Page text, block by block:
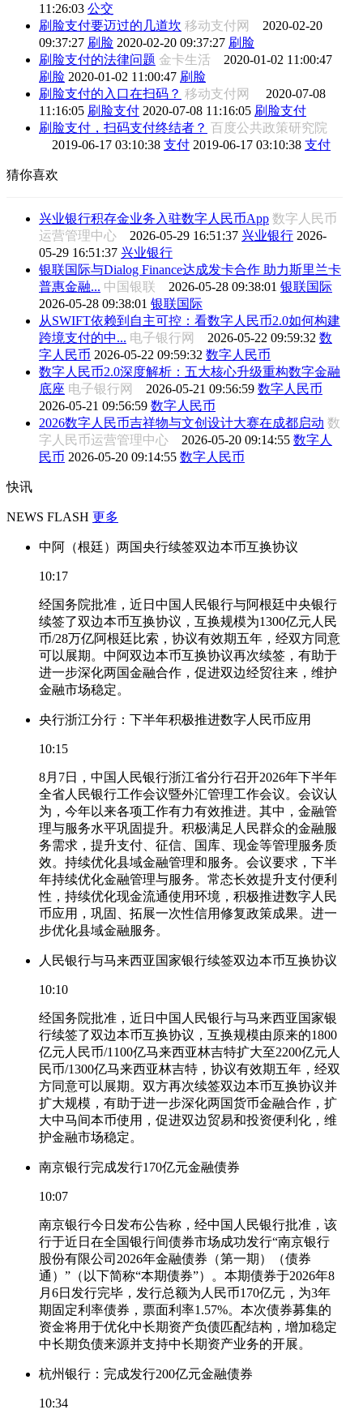
11:26:03 公交
刷脸支付要迈过的几道坎 移动支付网 2020-02-20
09:37:27 刷脸 2020-02-20 09:37:27 刷脸
刷脸支付的法律问题 金卡生活 2020-01-02 11:00:47
刷脸 2020-01-02 11:00:47 刷脸
刷脸支付的入口在扫码？ 移动支付网 2020-07-08
11:16:05 刷脸支付 2020-07-08 11:16:05 刷脸支付
刷脸支付，扫码支付终结者？ 百度公共政策研究院
2019-06-17 03:10:38 支付 2019-06-17 03:10:38 支付
猜你喜欢
兴业银行积存金业务入驻数字人民币App 数字人民币
运营管理中心 2026-05-29 16:51:37 兴业银行 2026-
05-29 16:51:37 兴业银行
银联国际与Dialog Finance达成发卡合作 助力斯里兰卡
普惠金融... 中国银联 2026-05-28 09:38:01 银联国际
2026-05-28 09:38:01 银联国际
从SWIFT依赖到自主可控：看数字人民币2.0如何构建
跨境支付的中... 电子银行网 2026-05-22 09:59:32 数
字人民币 2026-05-22 09:59:32 数字人民币
数字人民币2.0深度解析：五大核心升级重构数字金融
底座 电子银行网 2026-05-21 09:56:59 数字人民币
2026-05-21 09:56:59 数字人民币
2026数字人民币吉祥物与文创设计大赛在成都启动 数
字人民币运营管理中心 2026-05-20 09:14:55 数字人
民币 2026-05-20 09:14:55 数字人民币
快讯
NEWS FLASH 更多
中阿（根廷）两国央行续签双边本币互换协议
10:17
经国务院批准，近日中国人民银行与阿根廷中央银行
续签了双边本币互换协议，互换规模为1300亿元人民
币/28万亿阿根廷比索，协议有效期五年，经双方同意
可以展期。中阿双边本币互换协议再次续签，有助于
进一步深化两国金融合作，促进双边经贸往来，维护
金融市场稳定。
央行浙江分行：下半年积极推进数字人民币应用
10:15
8月7日，中国人民银行浙江省分行召开2026年下半年
全省人民银行工作会议暨外汇管理工作会议。会议认
为，今年以来各项工作有力有效推进。其中，金融管
理与服务水平巩固提升。积极满足人民群众的金融服
务需求，提升支付、征信、国库、现金等管理服务质
效。持续优化县域金融管理和服务。会议要求，下半
年持续优化金融管理与服务。常态长效提升支付便利
性，持续优化现金流通使用环境，积极推进数字人民
币应用，巩固、拓展一次性信用修复政策成果。进一
步优化县域金融服务。
人民银行与马来西亚国家银行续签双边本币互换协议
10:10
经国务院批准，近日中国人民银行与马来西亚国家银
行续签了双边本币互换协议，互换规模由原来的1800
亿元人民币/1100亿马来西亚林吉特扩大至2200亿元人
民币/1300亿马来西亚林吉特，协议有效期五年，经双
方同意可以展期。双方再次续签双边本币互换协议并
扩大规模，有助于进一步深化两国货币金融合作，扩
大中马间本币使用，促进双边贸易和投资便利化，维
护金融市场稳定。
南京银行完成发行170亿元金融债券
10:07
南京银行今日发布公告称，经中国人民银行批准，该
行于近日在全国银行间债券市场成功发行“南京银行
股份有限公司2026年金融债券（第一期）（债券
通）”（以下简称“本期债券”）。本期债券于2026年8
月6日发行完毕，发行总额为人民币170亿元，为3年
期固定利率债券，票面利率1.57%。本次债券募集的
资金将用于优化中长期资产负债匹配结构，增加稳定
中长期负债来源并支持中长期资产业务的开展。
杭州银行：完成发行200亿元金融债券
10:34